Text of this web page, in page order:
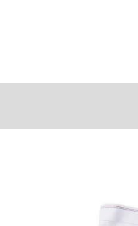
【返品交換について】
サイズ